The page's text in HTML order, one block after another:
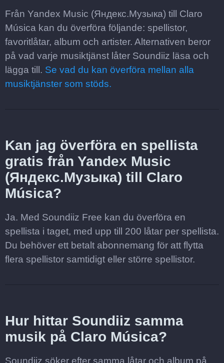
Från Yandex Music (Яндекс.Музыка) till Claro
Música kan du överföra följande: spellistor,
favoritlåtar, album och artister. Alternativen beror
på vad varje musiktjänst låter Soundiiz läsa och
lägga till. Se vad du kan överföra mellan alla
musiktjänster som stöds.
Kan jag överföra en spellista
gratis från Yandex Music
(Яндекс.Музыка) till Claro
Música?
Ja. Med Soundiiz Free kan du överföra en
spellista i taget, med upp till 200 låtar per spellista.
Du behöver ett betalt abonnemang för att flytta
flera spellistor samtidigt eller större spellistor.
Hur hittar Soundiiz samma
musik på Claro Música?
Soundiiz söker efter samma låtar och album på